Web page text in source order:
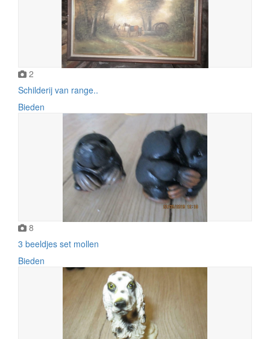
2
Schilderij van range..
Bieden
8
3 beeldjes set mollen
Bieden